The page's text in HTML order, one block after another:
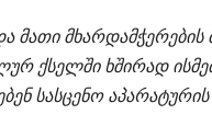
მათი მხარდამჭერების
ქსელში ხშირად
სასცენო აპარატურის